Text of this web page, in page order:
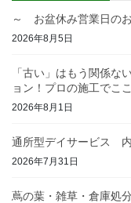
～ お盆休み営業日の
2026年8月5日
「古い」はもう関係な
ョン！プロの施工でこ
2026年8月1日
通所型デイサービス
2026年7月31日
蔦の葉・雑草・倉庫処